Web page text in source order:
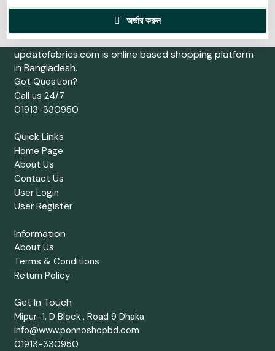
অর্ডার করুন
updatefabrics.com is online based shopping platform
in Bangladesh.
Got Question?
Call us 24/7
01913-330950
Quick Links
Home Page
About Us
Contact Us
User Login
User Register
Information
About Us
Terms & Conditions
Return Policy
Get In Touch
Mipur-1, D Block , Road 9 Dhaka
info@www.ponnoshopbd.com
01913-330950